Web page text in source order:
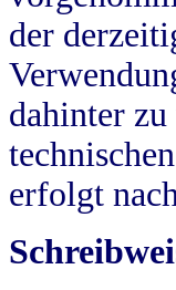
der
dahinter
erfolgt